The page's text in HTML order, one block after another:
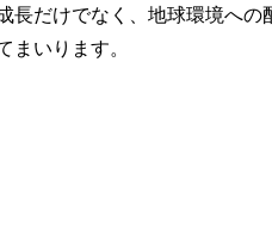
長だけでなく、地球環境へ
まいります。